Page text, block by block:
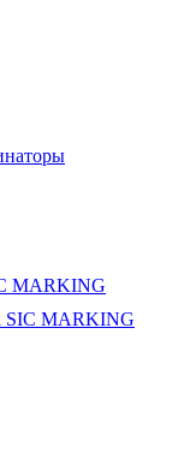
MARKING
SIC MARKING